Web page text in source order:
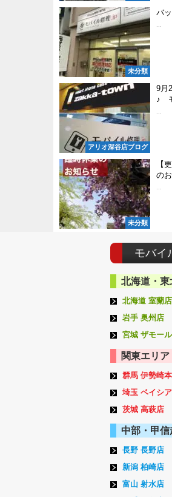
未分類
バ
アリオ深谷店ブログ
9月
♪
未分類
【
の
モバ
北海道・東
北海道 室蘭店
岩手 奥州店
宮城 ザモー
関東エリア
群馬 伊勢崎
埼玉 ベイシ
茨城 高萩店
中部・甲
長野 長野店
新潟 柏崎店
富山 射水店